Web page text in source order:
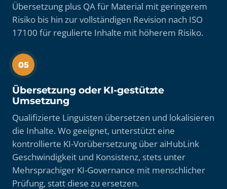
Übersetzung plus QA für Material mit geringerem
Risiko bis hin zur vollständigen Revision nach ISO
17100 für regulierte Inhalte mit höherem Risiko.
05
Übersetzung oder KI-gestützte
Umsetzung
Qualifizierte Linguisten übersetzen und lokalisieren
die Inhalte. Wo geeignet, unterstützt eine
kontrollierte KI-Vorübersetzung über aiHubLink
Geschwindigkeit und Konsistenz, stets unter
Mehrsprachiger KI-Governance mit menschlicher
Prüfung, statt diese zu ersetzen.